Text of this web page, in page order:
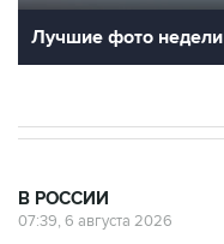
Лучшие фото недели
В РОССИИ
07:39, 6 августа 2026